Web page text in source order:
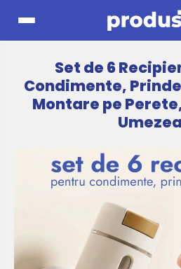
Set de 6
Condimente,
Montare pe